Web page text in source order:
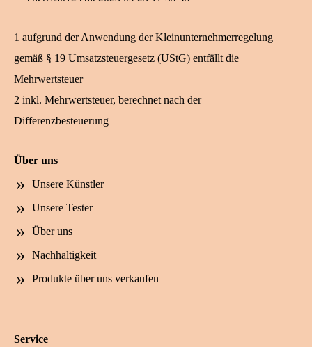
1 aufgrund der Anwendung der Kleinunternehmerregelung
gemäß § 19 Umsatzsteuergesetz (UStG) entfällt die
Mehrwertsteuer
2 inkl. Mehrwertsteuer, berechnet nach der
Differenzbesteuerung
Über uns
Unsere Künstler
Unsere Tester
Über uns
Nachhaltigkeit
Produkte über uns verkaufen
Service